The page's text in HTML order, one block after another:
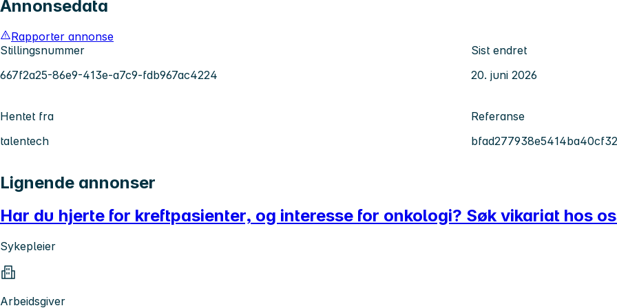
Annonsedata
Rapporter annonse
Stillingsnummer
667f2a25-86e9-413e-a7c9-fdb967ac4224
Sist endret
20. juni 2026
Hentet fra
talentech
Referanse
Lignende annonser
Har du hjerte for kreftpasienter, og interesse for onkologi? Søk vikariat hos
Sykepleier
Arbeidsgiver